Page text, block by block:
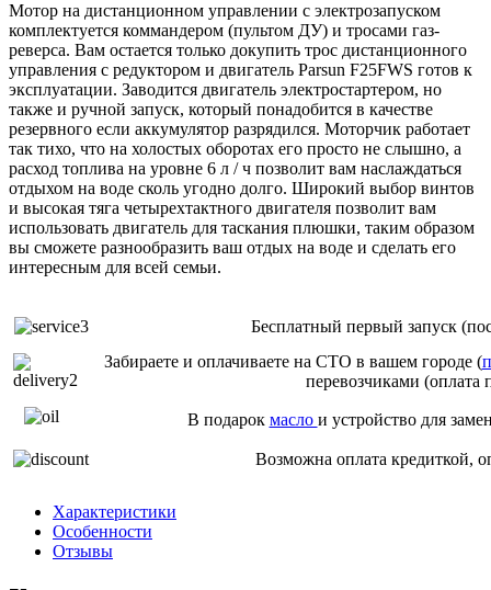
Мотор на дистанционном управлении с электрозапуском
комплектуется коммандером (пультом ДУ) и тросами газ-
реверса. Вам остается только докупить трос дистанционного
управления с редуктором и двигатель Parsun F25FWS готов к
эксплуатации. Заводится двигатель электростартером, но
также и ручной запуск, который понадобится в качестве
резервного если аккумулятор разрядился. Моторчик работает
так тихо, что на холостых оборотах его просто не слышно, а
расход топлива на уровне 6 л / ч позволит вам наслаждаться
отдыхом на воде сколь угодно долго. Широкий выбор винтов
и высокая тяга четырехтактного двигателя позволит вам
использовать двигатель для таскания плюшки, таким образом
вы сможете разнообразить ваш отдых на воде и сделать его
интересным для всей семьи.
Бесплатный первый запуск
Забираете и оплачиваете на СТО в вашем городе (
перевозчиками (оплата
В подарок масло и устройство для
Возможна оплата кредиткой,
Характеристики
Особенности
Отзывы